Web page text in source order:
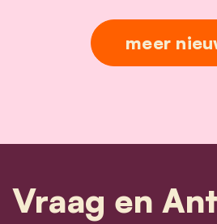
meer
Vraag en